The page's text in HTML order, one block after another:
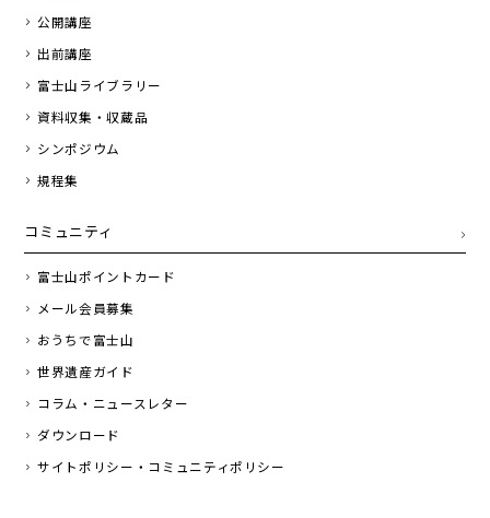
公開講座
出前講座
富士山ライブラリー
資料収集・収蔵品
シンポジウム
規程集
コミュニティ
富士山ポイントカード
メール会員募集
おうちで富士山
世界遺産ガイド
コラム・ニュースレター
ダウンロード
サイトポリシー・コミュニティポリシー